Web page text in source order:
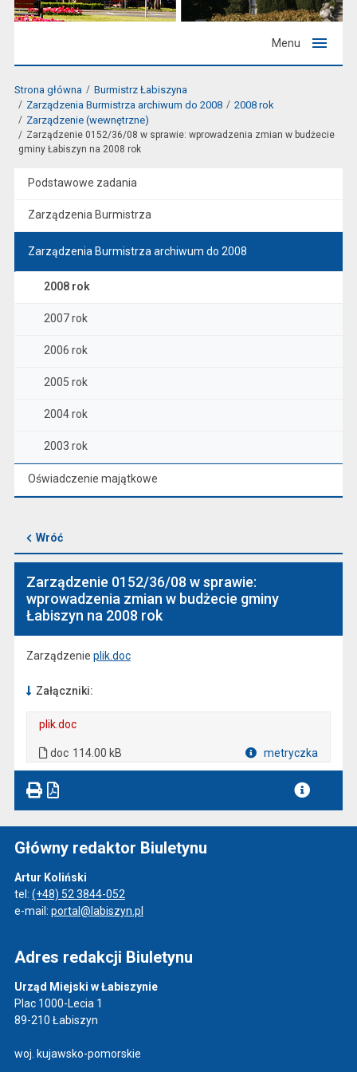
Menu
Strona główna
Burmistrz Łabiszyna
Zarządzenia Burmistrza archiwum do 2008
2008 rok
Zarządzenie (wewnętrzne)
Zarządzenie 0152/36/08 w sprawie: wprowadzenia zmian w budżecie
gminy Łabiszyn na 2008 rok
Podstawowe zadania
Zarządzenia Burmistrza
Zarządzenia Burmistrza archiwum do 2008
2008 rok
2007 rok
2006 rok
2005 rok
2004 rok
2003 rok
Oświadczenie majątkowe
Wróć
Zarządzenie 0152/36/08 w sprawie:
wprowadzenia zmian w budżecie gminy
Łabiszyn na 2008 rok
Zarządzenie plik.doc
Załączniki:
plik.doc
doc 114.00 kB metryczka
Główny redaktor Biuletynu
Artur Koliński
tel: (+48) 52 3844-052
e-mail: portal@labiszyn.pl
Adres redakcji Biuletynu
Urząd Miejski w Łabiszynie
Plac 1000-Lecia 1
89-210 Łabiszyn
woj. kujawsko-pomorskie